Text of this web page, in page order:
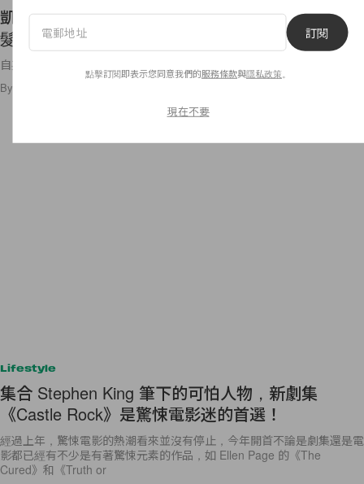
凱特皇妃又推起了最新髮型熱潮，這個 $1 美金的
髮飾銷售量增加了 40%！
自英國劍橋公爵夫人凱特皇妃（ Kate Middleton
By
Lifestyle
集合 Stephen King 筆下的可怕人物，新劇集
《Castle Rock》是驚悚電影迷的首選！
經過上年，驚悚電影的熱潮看來並沒有停止，今年開首不論是劇集還是電
影都已經有不少是有著驚悚元素的作品，如 Ellen Page 的《The
Cured》和《Truth or
訂閱
點擊訂閱即表示您同意我們的服務條款與隱私政策
現在不要